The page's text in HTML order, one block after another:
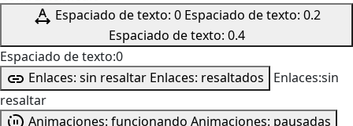
Espaciado de texto: 0 Espaciado de texto: 0.2
Espaciado de texto: 0.4
Espaciado de texto:0
Enlaces: sin resaltar Enlaces: resaltados
Enlaces:sin
resaltar
Animaciones: funcionando Animaciones: pausadas